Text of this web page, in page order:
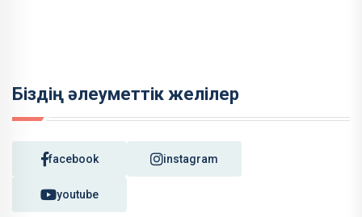
Біздің әлеуметтік желілер
facebook instagram
youtube